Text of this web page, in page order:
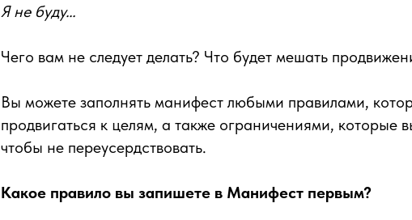
Я не буду…
Чего вам не следует делать? Что будет мешать
Вы можете заполнять манифест любыми правилами,
продвигаться к целям, а также ограничениями, которые
чтобы не переусердствовать.
Какое правило вы запишете в Манифест первым?